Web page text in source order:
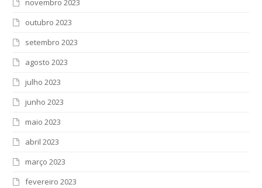
novembro 2023
outubro 2023
setembro 2023
agosto 2023
julho 2023
junho 2023
maio 2023
abril 2023
março 2023
fevereiro 2023